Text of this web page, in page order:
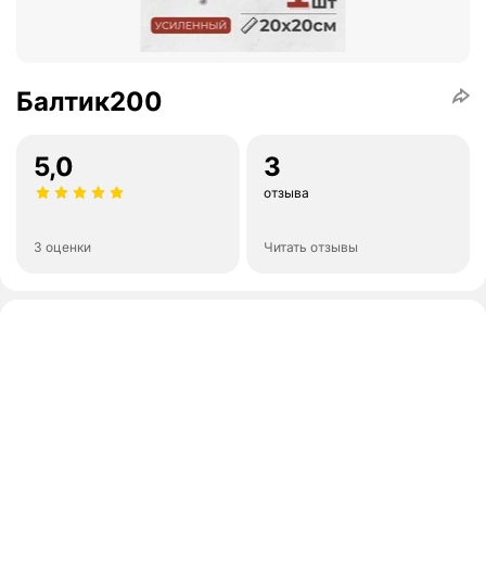
Балтик200
5,0
3 оценки
3
отзыва
Читать отзывы